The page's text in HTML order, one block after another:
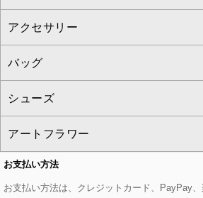
eur3
ベスト・ジレ
パーカー
タンクトップ・キャミソール
スウェット・ジャージー
その他のトップス
その他のワンピース・ドレス
ハーフ・ショート丈パンツ
サロペット・オールインワン
その他のパンツ
ミモレ丈スカート
ショート・ミニ丈スカート
その他のスカート
ノーカラージャケット
セットアップ
セットアップジャケット
セットアップパンツ
セットアップスカート
トレンチコート
ピーコート
ダッフルコート
チェスターコート
モッズコート
すべてのグッズ・小物
マスク
ストール・マフラー・スヌード
ベルト・サスペンダー
帽子
アクセサリー
すべてのアクセサリー
ネックレス
ピアス・イヤリング
ブレスレット・バングル
バッグ
すべてのバッグ
トートバッグ
ショルダーバッグ
シューズ
すべてのシューズ
パンプス
アートフラワー
すべてのアートフラワー
お支払い方法
お支払い方法は、クレジットカード、PayPay、